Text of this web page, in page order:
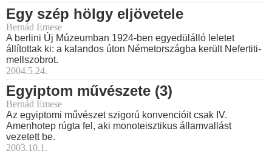
Egy szép hölgy eljövetele
Bernád Emese
A berlini Új Múzeumban 1924-ben egyedülálló leletet
állítottak ki: a kalandos úton Németországba került Nefertiti-
mellszobrot.
2004.5.24.
Egyiptom művészete (3)
Bernád Emese
Az egyiptomi művészet szigorú konvencióit csak IV.
Amenhotep rúgta fel, aki monoteisztikus államvallást
vezetett be.
2003.10.1.